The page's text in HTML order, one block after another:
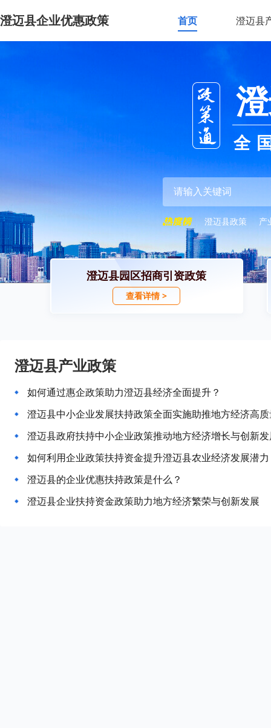
澄迈县企业优惠政策 首页 澄迈县
全
澄迈县政策 产
澄迈县园区招商引资政策
查看详情 >
澄迈县产业政策
如何通过惠企政策助力澄迈县经济全面提升？
澄迈县中小企业发展扶持政策全面实施助推地方经济高
澄迈县政府扶持中小企业政策推动地方经济增长与创新
如何利用企业政策扶持资金提升澄迈县农业经济发展潜
澄迈县的企业优惠扶持政策是什么？
澄迈县企业扶持资金政策助力地方经济繁荣与创新发展